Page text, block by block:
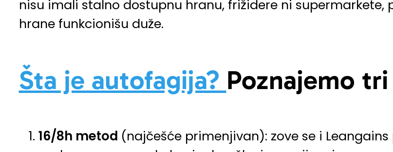
nisu imali stalno dostupnu hranu, frižidere ni supermarkete,
hrane funkcionišu duže.
Šta je autofagija? Poznajemo
16/8h metod (najčešće primenjivan): zove se i